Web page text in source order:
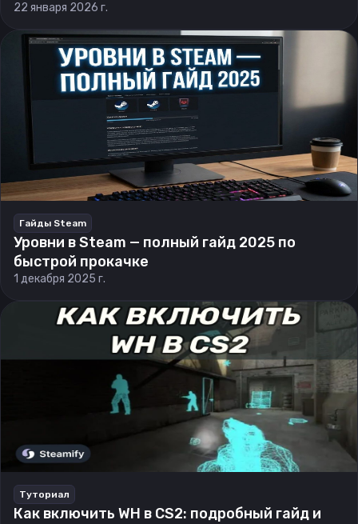
22 января 2026 г.
Гайды Steam
Уровни в Steam — полный гайд 2025 по
быстрой прокачке
1 декабря 2025 г.
Туториал
Как включить WH в CS2: подробный гайд и